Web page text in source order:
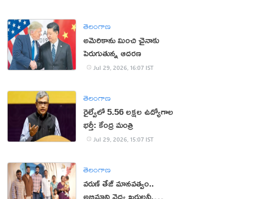
తెలంగాణ
అమెరికాను మించి చైనాకు
పెరుగుతున్న ఆదరణ
Jul 29, 2026, 16:07 IST
తెలంగాణ
రైల్వేలో 5.56 లక్షల ఉద్యోగాల
భర్తీ: కేంద్ర మంత్రి
Jul 29, 2026, 15:07 IST
తెలంగాణ
వరుణ్ తేజ్ మానవత్వం..